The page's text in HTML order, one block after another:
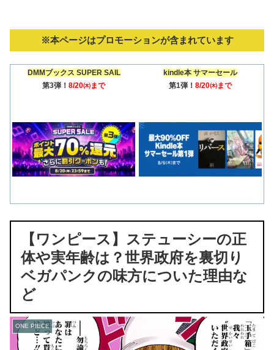
※本ページはプロモーションが含まれています
DMMブックス SUPER SAIL
第3弾！ 8/20㈭まで
kindle本 サマーセール
第1弾！ 8/20㈭まで
【ワンピース】ステューシーの正
体や実年齢は？世界政府を裏切り
ベガパンクの味方についた理由な
ど
ONE PIECE